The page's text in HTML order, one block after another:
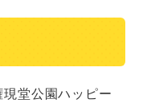
堂公園ハッピー